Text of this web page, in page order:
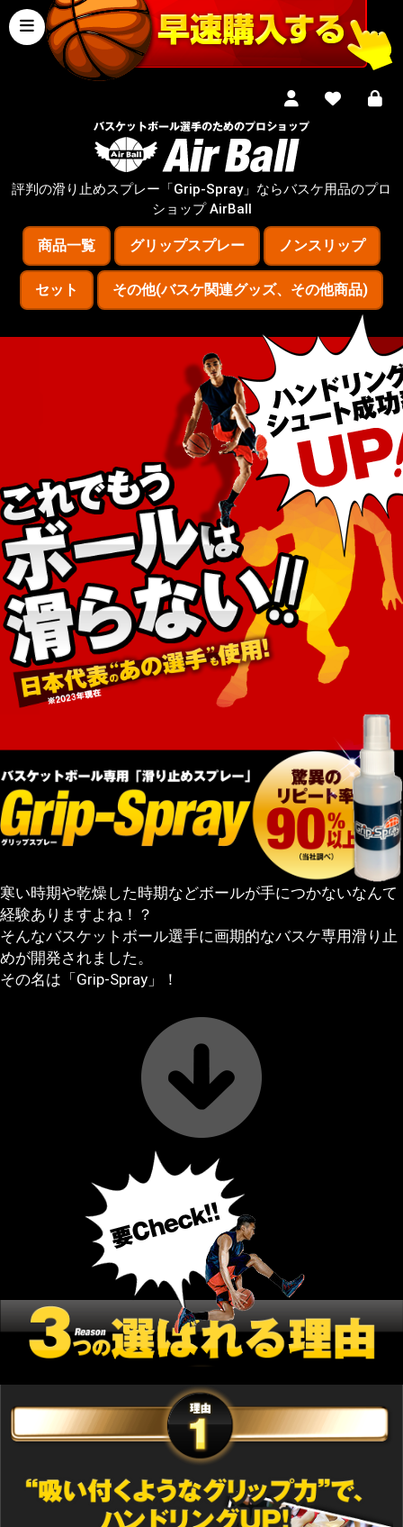
評判の滑り止めスプレー「Grip-Spray」ならバスケ用品のプロ
ショップ AirBall
商品一覧 グリップスプレー ノンスリップ
セット その他(バスケ関連グッズ、その他商品)
寒い時期や乾燥した時期などボールが手につかないなんて
経験ありますよね！？
そんなバスケットボール選手に画期的なバスケ専用滑り止
めが開発されました。
その名は「Grip-Spray」！